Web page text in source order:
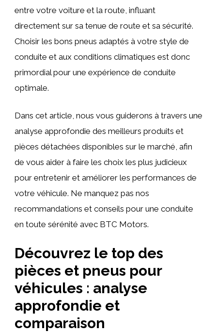
entre votre voiture et la route, influant
directement sur sa tenue de route et sa sécurité.
Choisir les bons pneus adaptés à votre style de
conduite et aux conditions climatiques est donc
primordial pour une expérience de conduite
optimale.
Dans cet article, nous vous guiderons à travers une
analyse approfondie des meilleurs produits et
pièces détachées disponibles sur le marché, afin
de vous aider à faire les choix les plus judicieux
pour entretenir et améliorer les performances de
votre véhicule. Ne manquez pas nos
recommandations et conseils pour une conduite
en toute sérénité avec BTC Motors.
Découvrez le top des
pièces et pneus pour
véhicules : analyse
approfondie et
comparaison